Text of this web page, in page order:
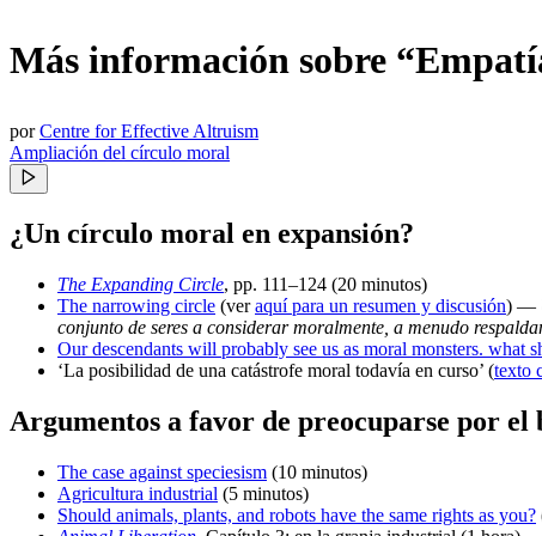
Más información sobre
por Centre for Effective Altruism
Ampliación del círculo moral
¿Un círculo moral en expansión?
The Expanding Circle, pp. 111–124 (20 minutos)
The narrowing circle (veraquí para un resumen y discusión) —
conjunto de seres a considerar moralmente, a menudo
Our descendants will probably see us as moral monsters. what
‘La posibilidad de una catástrofe moral todavía en curso’ (texto
Argumentos a favor de preocuparse por el
The case against speciesism (10 minutos)
Agricultura industrial (5 minutos)
Should animals, plants, and robots have the same rights as you?